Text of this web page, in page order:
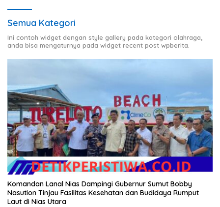
Semua Kategori
Ini contoh widget dengan style gallery pada kategori olahraga,
anda bisa mengaturnya pada widget recent post wpberita.
Komandan Lanal Nias Dampingi Gubernur Sumut Bobby
Nasution Tinjau Fasilitas Kesehatan dan Budidaya Rumput
Laut di Nias Utara